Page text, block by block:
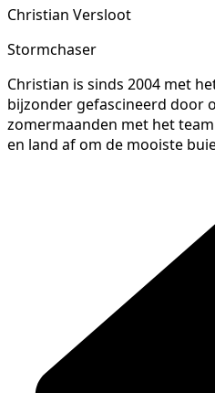
Christian Versloot
Stormchaser
Christian is sinds 2004 met
bijzonder gefascineerd door
zomermaanden met het
en land af om de mooiste